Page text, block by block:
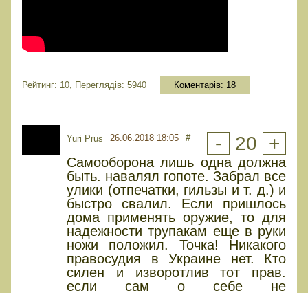
Рейтинг: 10, Переглядів: 5940 Коментарів: 18
Yuri Prus 26.06.2018 18:05 # - 20 +
Самооборона лишь одна должна
быть. навалял гопоте. Забрал все
улики (отпечатки, гильзы и т. д.) и
быстро свалил. Если пришлось
дома применять оружие, то для
надежности трупакам еще в руки
ножи положил. Точка! Никакого
правосудия в Украине нет. Кто
силен и изворотлив тот прав.
если сам о себе не